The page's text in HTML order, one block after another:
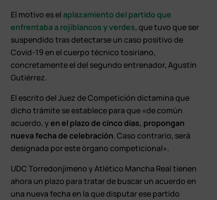
El motivo es elaplazamiento del partido que
enfrentaba a rojiblancos y verdes, que tuvo que ser
suspendido tras detectarse un caso positivo de
Covid-19 en el cuerpo técnico tosiriano,
concretamente el del segundo entrenador, Agustín
Gutiérrez.
El escrito del Juez de Competición dictamina que
dicho trámite se establece para que «de común
acuerdo, yen el plazo de cinco días, propongan
nueva fecha de celebración. Caso contrario, será
designada por este órgano competicional».
UDC Torredonjimeno y Atlético Mancha Real tienen
ahora un plazo para tratar de buscar un acuerdo en
una nueva fecha en la que disputar ese partido